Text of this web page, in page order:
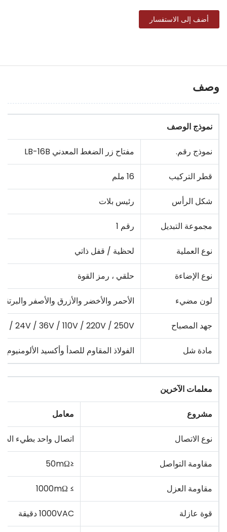
أضف إلى الاستفسار
وصف
نموذج الوصف
نموذج رقم. مفتاح زر الضغط المعدني LB-16B
قطر التركيب 16 ملم
شكل الرأس رئيس بلات
مجموعة التبديل رقم 1
نوع العملية لحظية / قفل ذاتي
نوع الإضاءة حلقي ، رمز القوة
لون مضيء الأحمر والأخضر والأزرق والأصفر
جهد المصباح / 24V / 36V / 110V / 220V / 250V
مادة شل الفولاذ المقاوم للصدأ وأكسيد
معلمات الآخرين
مشروع معامل
نوع الاتصال اتصال واحد بطيء
مقاومة التواصل ≤50mΩ
مقاومة العزل ≥ 1000mΩ
قوة عازلة 1000VAC دقيقة